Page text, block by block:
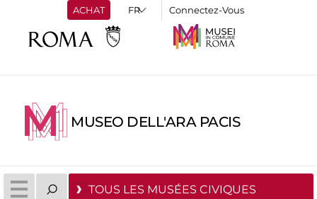
ACHAT Connectez-Vous
MUSEO DELL'ARA PACIS
TOUS LES MUSÉES CIVIQUES